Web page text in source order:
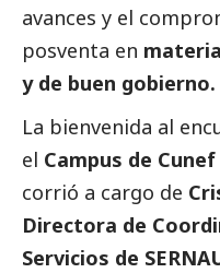
avances y el
posventa en materia
y de buen gobierno.
La bienvenida al
el Campus de
corrió a cargo de
Directora de
Servicios de